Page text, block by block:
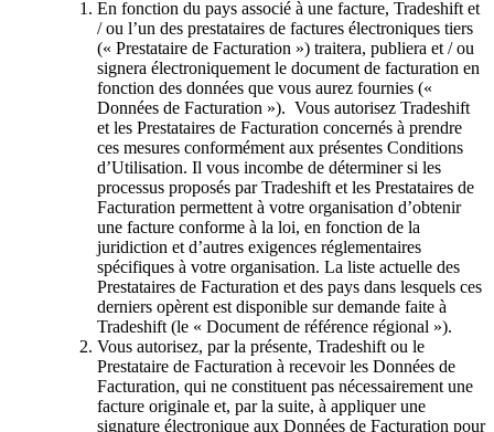
En fonction du pays associé à une facture, Tradeshift et
/ ou l’un des prestataires de factures électroniques tiers
(« Prestataire de Facturation ») traitera, publiera et / ou
signera électroniquement le document de facturation en
fonction des données que vous aurez fournies («
Données de Facturation »). Vous autorisez Tradeshift
et les Prestataires de Facturation concernés à prendre
ces mesures conformément aux présentes Conditions
d’Utilisation. Il vous incombe de déterminer si les
processus proposés par Tradeshift et les Prestataires de
Facturation permettent à votre organisation d’obtenir
une facture conforme à la loi, en fonction de la
juridiction et d’autres exigences réglementaires
spécifiques à votre organisation. La liste actuelle des
Prestataires de Facturation et des pays dans lesquels ces
derniers opèrent est disponible sur demande faite à
Tradeshift (le « Document de référence régional »).
Vous autorisez, par la présente, Tradeshift ou le
Prestataire de Facturation à recevoir les Données de
Facturation, qui ne constituent pas nécessairement une
facture originale et, par la suite, à appliquer une
signature électronique aux Données de Facturation pour